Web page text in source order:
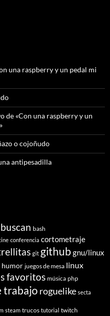
una raspberry y un pedal mi
de «Con una raspberry y un
o cojoñudo
antipesadilla
bash
conferencia cortometraje
git github gnu/linux
humor juegos de mesa linux
favoritos música php
trabajo roguelike secta
steam trucos tutorial twitch